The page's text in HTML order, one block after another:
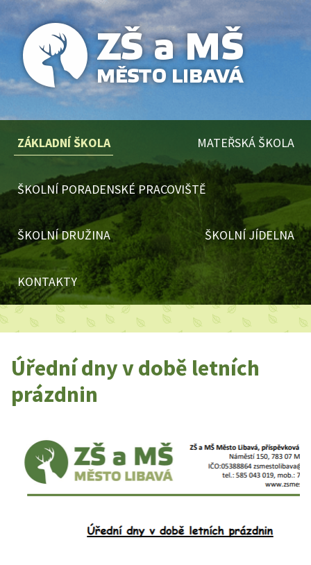
ZÁKLADNÍ ŠKOLA MATEŘSKÁ ŠKOLA
ŠKOLNÍ PORADENSKÉ PRACOVIŠTĚ
ŠKOLNÍ DRUŽINA ŠKOLNÍ JÍDELNA
KONTAKTY
Úřední dny v době letních
prázdnin